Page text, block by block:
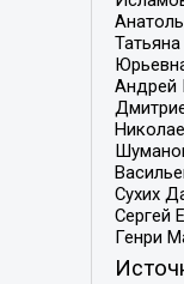
Андрей
Сухих
Сергей
Генри